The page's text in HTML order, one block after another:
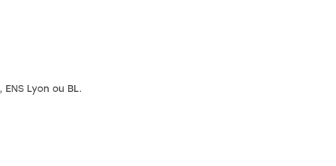
Lyon ou BL.